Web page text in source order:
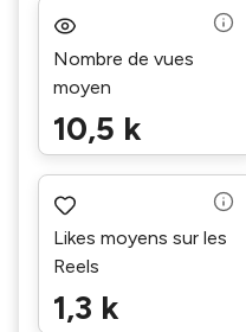
Nombre de vues
moyen
10,5 k
Likes moyens sur les
Reels
1,3 k